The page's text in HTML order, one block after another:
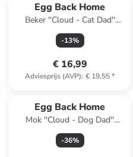
Egg Back Home
Beker ''Cloud - Cat Dad''
lichtblauw - 220 ml
-13%
€ 16,99
Adviesprijs (AVP): € 19,55*
Egg Back Home
Mok ''Cloud - Dog Dad''
lichtblauw - 500 ml
-36%